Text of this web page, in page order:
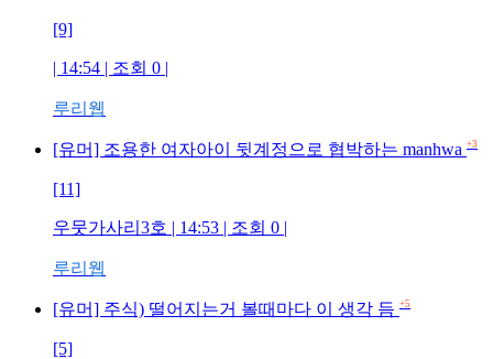
[9]
| 14:54 | 조회 0 |
루리웹
[유머] 조용한 여자아이 뒷계정으로 협박하는 manhwa +3
[11]
우뭇가사리3호 | 14:53 | 조회 0 |
루리웹
[유머] 주식) 떨어지는거 볼때마다 이 생각 듬 +5
[5]